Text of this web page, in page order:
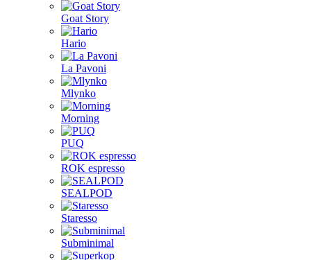
Goat Story
Hario
La Pavoni
Mlynko
Morning
PUQ
ROK espresso
SEALPOD
Staresso
Subminimal